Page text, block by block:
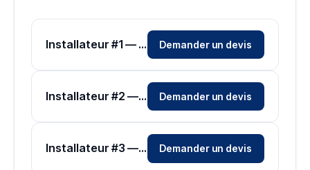
Installateur #1 — Zone Essonne Demander un devis
Installateur #2 — Zone Essonne Demander un devis
Installateur #3 — Zone Essonne Demander un devis